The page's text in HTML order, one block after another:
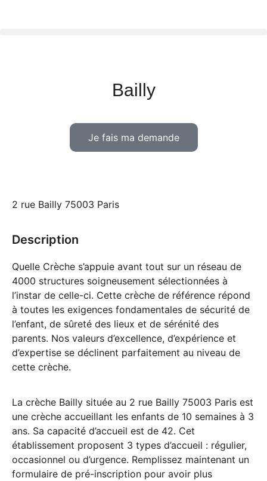
Bailly
Je fais ma demande
2 rue Bailly 75003 Paris
Description
Quelle Crèche s’appuie avant tout sur un réseau de
4000 structures soigneusement sélectionnées à
l’instar de celle-ci. Cette crèche de référence répond
à toutes les exigences fondamentales de sécurité de
l’enfant, de sûreté des lieux et de sérénité des
parents. Nos valeurs d’excellence, d’expérience et
d’expertise se déclinent parfaitement au niveau de
cette crèche.
La crèche Bailly située au 2 rue Bailly 75003 Paris est
une crèche accueillant les enfants de 10 semaines à 3
ans. Sa capacité d’accueil est de 42. Cet
établissement proposent 3 types d’accueil : régulier,
occasionnel ou d’urgence. Remplissez maintenant un
formulaire de pré-inscription pour avoir plus